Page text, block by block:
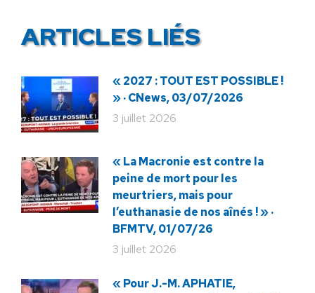
ARTICLES LIÉS
« 2027 : TOUT EST POSSIBLE !
» · CNews, 03/07/2026
3 juillet 2026
« La Macronie est contre la
peine de mort pour les
meurtriers, mais pour
l’euthanasie de nos aînés ! » ·
BFMTV, 01/07/26
3 juillet 2026
« Pour J.-M. APHATIE,